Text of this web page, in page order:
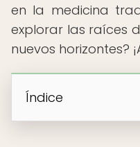
en la medicina
explorar las raíces
nuevos horizontes?
Índice